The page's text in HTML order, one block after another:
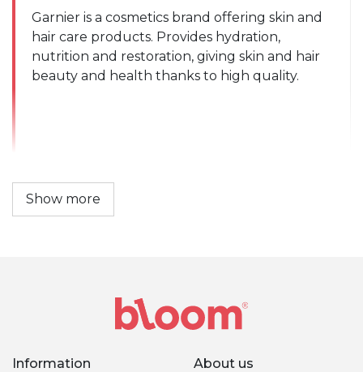
Garnier is a cosmetics brand offering skin and
hair care products. Provides hydration,
nutrition and restoration, giving skin and hair
beauty and health thanks to high quality.
Show more
Information About us